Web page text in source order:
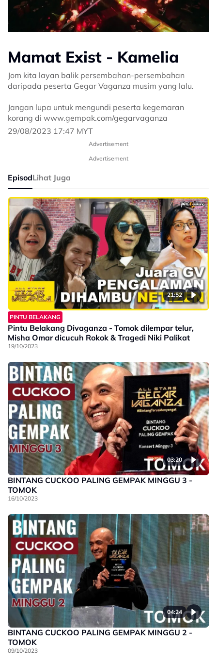
Mamat Exist - Kamelia
Jom kita layan balik persembahan-persembahan
daripada peserta Gegar Vaganza musim yang lalu.
Jangan lupa untuk mengundi peserta kegemaran
korang di www.gempak.com/gegarvaganza
29/08/2023 17:47 MYT
Advertisement
Advertisement
EpisodLihat Juga
21:52
PINTU BELAKANG
Pintu Belakang Divaganza - Tomok dilempar telur,
Misha Omar dicucuh Rokok & Tragedi Niki Palikat
19/10/2023
03:20
BINTANG CUCKOO PALING GEMPAK MINGGU 3 -
TOMOK
16/10/2023
04:24
BINTANG CUCKOO PALING GEMPAK MINGGU 2 -
TOMOK
09/10/2023